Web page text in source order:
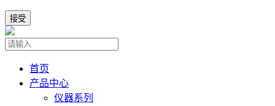
接受
首页
产品中心
仪器系列